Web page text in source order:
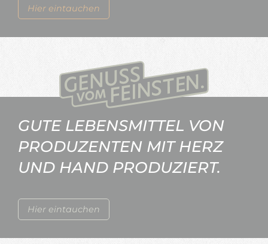
Hier eintauchen
Hier eintauchen
GUTE LEBENSMITTEL VON
PRODUZENTEN MIT HERZ
UND HAND PRODUZIERT.